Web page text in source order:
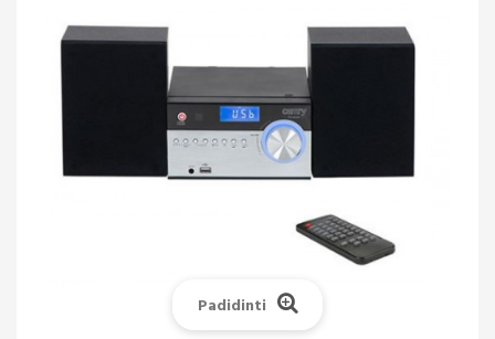
Padidinti